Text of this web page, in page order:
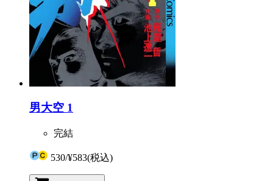
男大空 1
完結
530/¥583(税込)